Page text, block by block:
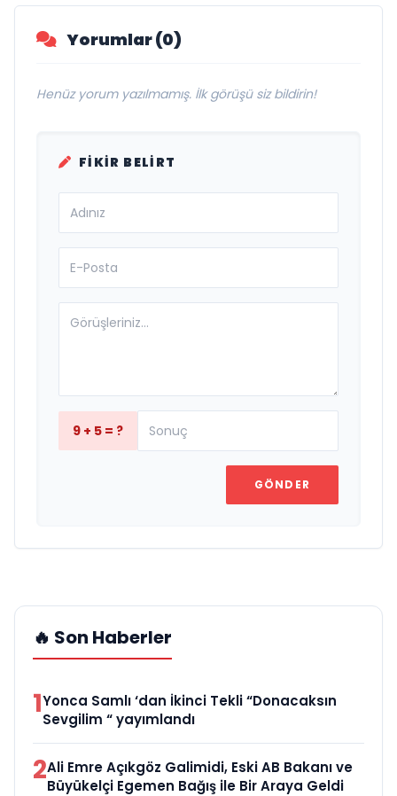
Yorumlar (0)
Henüz yorum yazılmamış. İlk görüşü siz bildirin!
FIKIR BELIRT
9 + 5 = ?
GÖNDER
🔥 Son Haberler
1Yonca Samlı ‘dan İkinci Tekli “Donacaksın
Sevgilim “ yayımlandı
2Ali Emre Açıkgöz Galimidi, Eski AB Bakanı ve
Büyükelçi Egemen Bağış ile Bir Araya Geldi